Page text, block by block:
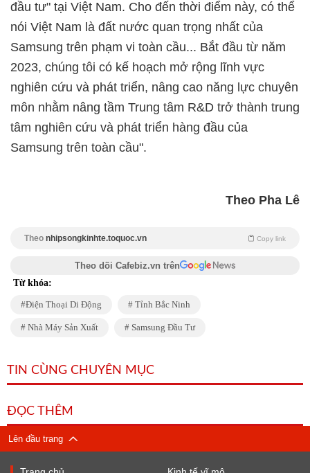
đầu tư" tại Việt Nam. Cho đến thời điểm này, có thể
nói Việt Nam là đất nước quan trọng nhất của
Samsung trên phạm vi toàn cầu... Bắt đầu từ năm
2023, chúng tôi có kế hoạch mở rộng lĩnh vực
nghiên cứu và phát triển, nâng cao năng lực chuyên
môn nhằm nâng tầm Trung tâm R&D trở thành trung
tâm nghiên cứu và phát triển hàng đầu của
Samsung trên toàn cầu".
Theo Pha Lê
Theo nhipsongkinhte.toquoc.vn Copy link
Theo dõi Cafebiz.vn trên
Từ khóa:
Điện Thoại Di Động Tỉnh Bắc Ninh
Nhà Máy Sản Xuất Samsung Đầu Tư
TIN CÙNG CHUYÊN MỤC
ĐỌC THÊM
Lên đầu trang